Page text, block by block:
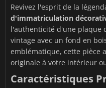
Revivez l'esprit de la
d'immatriculation
l'authenticité d'une plaque
vintage avec un fond en
emblématique, cette pièce
originale à votre intérieur
Caractéristiques